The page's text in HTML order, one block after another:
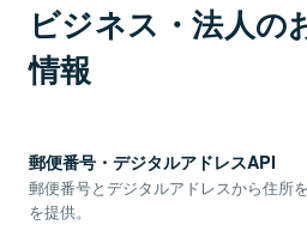
ビジネス・法人の
情報
郵便番号・デジタルアドレスAPI
郵便番号とデジタルアドレスから住所
を提供。